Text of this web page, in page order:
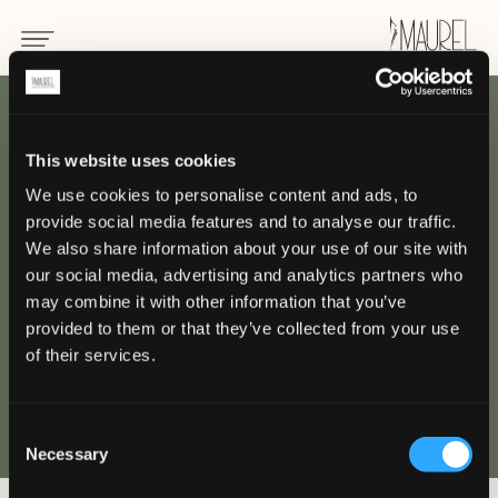
This website uses cookies
We use cookies to personalise content and ads, to
provide social media features and to analyse our traffic.
We also share information about your use of our site with
our social media, advertising and analytics partners who
may combine it with other information that you’ve
provided to them or that they’ve collected from your use
of their services.
Selection
Necessary
RETOUR
Uniformes pour chef
HÔTELLERIE / RESTAURATION